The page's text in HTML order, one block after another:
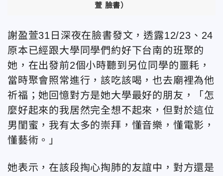
萱 臉書）
謝盈萱31日深夜在臉書發文，透露12/23、24
原本已經跟大學同學們約好下台南的班聚的
她，在出發前2個小時聽到另位同學的噩耗，
當時聚會照常進行，該吃該喝，也去廟裡為他
祈福；她回憶對方是她大學最好的朋友，「怎
麼好起來的我居然完全想不起來，但對於這位
男閨蜜，我有太多的崇拜，懂音樂，懂電影，
懂藝術。」
她表示，在該段掏心掏肺的友誼中，對方還是